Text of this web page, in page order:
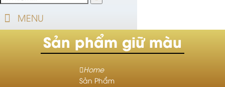
MENU
Sản phẩm giữ màu
Home
Sản Phẩm